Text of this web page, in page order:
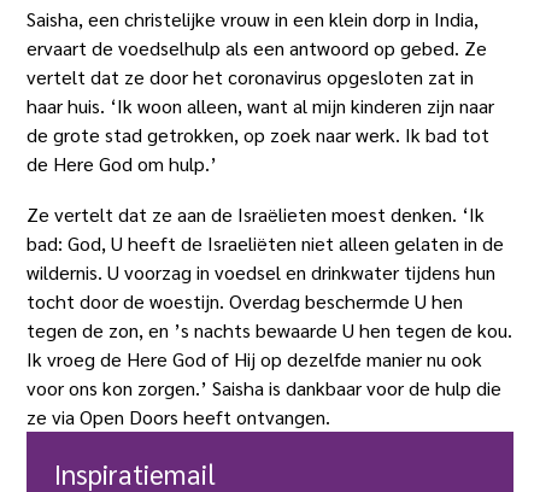
Saisha, een christelijke vrouw in een klein dorp in India,
ervaart de voedselhulp als een antwoord op gebed. Ze
vertelt dat ze door het coronavirus opgesloten zat in
haar huis. ‘Ik woon alleen, want al mijn kinderen zijn naar
de grote stad getrokken, op zoek naar werk. Ik bad tot
de Here God om hulp.’
Ze vertelt dat ze aan de Israëlieten moest denken. ‘Ik
bad: God, U heeft de Israeliëten niet alleen gelaten in de
wildernis. U voorzag in voedsel en drinkwater tijdens hun
tocht door de woestijn. Overdag beschermde U hen
tegen de zon, en ’s nachts bewaarde U hen tegen de kou.
Ik vroeg de Here God of Hij op dezelfde manier nu ook
voor ons kon zorgen.’ Saisha is dankbaar voor de hulp die
ze via Open Doors heeft ontvangen.
Inspiratiemail